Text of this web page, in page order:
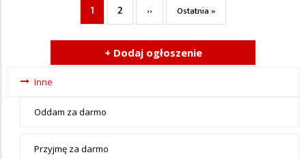
StronicowanieBieżąca
strona
1 Page
2
Następna
strona
››
Ostatnia
strona
Ostatnia »
+ Dodaj ogłoszenie
Ogłoszenia
menu-Inne
Inne
Oddam za darmo
Przyjmę za darmo